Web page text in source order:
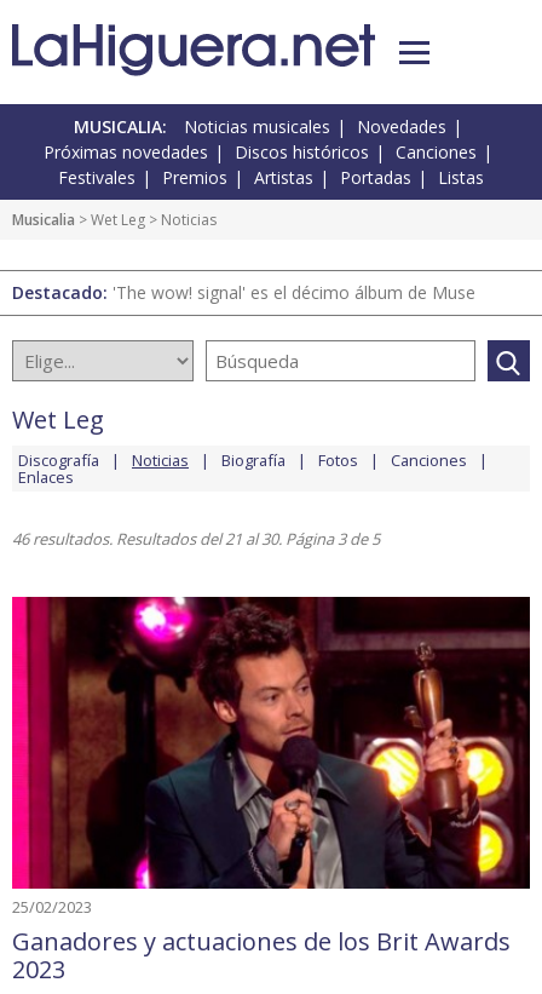
MUSICALIA: Noticias musicales
Novedades
Próximas novedades
Discos históricos
Canciones
Festivales
Premios Artistas Portadas Listas
Musicalia >Wet Leg > Noticias
Destacado: 'The wow! signal' es el décimo álbum de Muse
Wet Leg
Discografía Noticias Biografía Fotos Canciones
Enlaces
46 resultados. Resultados del 21 al 30. Página 3 de 5
25/02/2023
Ganadores y actuaciones de los Brit Awards
2023